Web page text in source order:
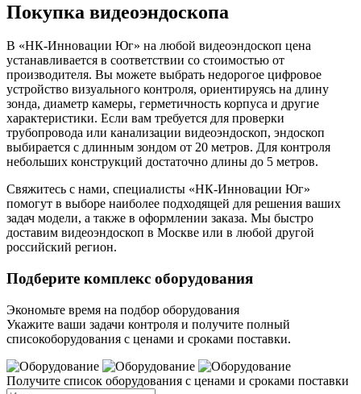
Покупка видеоэндоскопа
В «НК-Инновации Юг» на любой видеоэндоскоп цена
устанавливается в соответствии со стоимостью от
производителя. Вы можете выбрать недорогое цифровое
устройство визуального контроля, ориентируясь на длину
зонда, диаметр камеры, герметичность корпуса и другие
характеристики. Если вам требуется для проверки
трубопровода или канализации видеоэндоскоп, эндоскоп
выбирается с длинным зондом от 20 метров. Для контроля
небольших конструкций достаточно длины до 5 метров.
Свяжитесь с нами, специалисты «НК-Инновации Юг»
помогут в выборе наиболее подходящей для решения ваших
задач модели, а также в оформлении заказа. Мы быстро
доставим видеоэндоскоп в Москве или в любой другой
российский регион.
Подберите комплекс оборудования
Экономьте время на подбор оборудования
Укажите ваши задачи контроля и получите полный
списокоборудования с ценами и сроками поставки.
Получите список оборудования с ценами и сроками поставки